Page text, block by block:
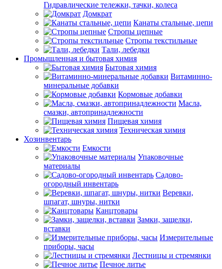
Гидравлические тележки, тачки, колеса
Домкрат
Канаты стальные, цепи
Стропы цепные
Стропы текстильные
Тали, лебедки
Промышленная и бытовая химия
Бытовая химия
Витаминно-
минеральные добавки
Кормовые добавки
Масла,
смазки, автопринадлежности
Пищевая химия
Техническая химия
Хозинвентарь
Емкости
Упаковочные
материалы
Садово-
огородный инвентарь
Веревки,
шпагат, шнуры, нитки
Канцтовары
Замки, защелки,
вставки
Измерительные
приборы, часы
Лестницы и стремянки
Печное литье